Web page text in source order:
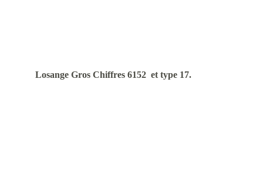
Losange Gros Chiffres 6152  et type 17.